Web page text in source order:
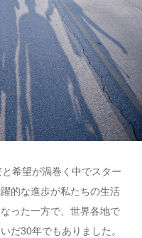
希望が渦巻く中でスター
的な進歩が私たちの生活
った一方で、世界各地で
だ30年でもありました。